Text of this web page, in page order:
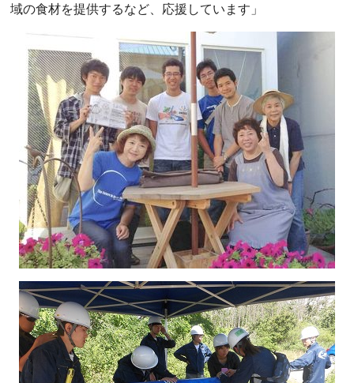
域の食材を提供するなど、応援しています」